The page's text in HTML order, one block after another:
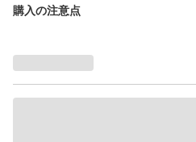
購入の注意点